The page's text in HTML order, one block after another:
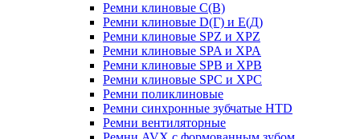
Ремни клиновые С(В)
Ремни клиновые D(Г) и Е(Д)
Ремни клиновые SPZ и XPZ
Ремни клиновые SPA и XPA
Ремни клиновые SPB и XPB
Ремни клиновые SPC и XPC
Ремни поликлиновые
Ремни синхронные зубчатые HTD
Ремни вентиляторные